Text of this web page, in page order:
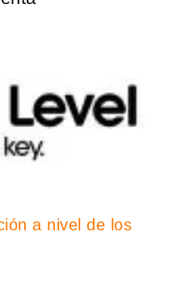
a nivel de los